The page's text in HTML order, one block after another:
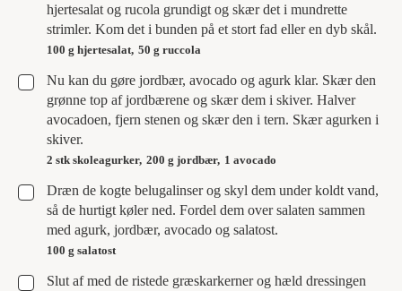
hjertesalat og rucola grundigt og skær det i mundrette
strimler. Kom det i bunden på et stort fad eller en dyb skål.
100 g hjertesalat, 50 g ruccola
▢
Nu kan du gøre jordbær, avocado og agurk klar. Skær den
grønne top af jordbærene og skær dem i skiver. Halver
avocadoen, fjern stenen og skær den i tern. Skær agurken i
skiver.
2 stk skoleagurker, 200 g jordbær, 1 avocado
▢
Dræn de kogte belugalinser og skyl dem under koldt vand,
så de hurtigt køler ned. Fordel dem over salaten sammen
med agurk, jordbær, avocado og salatost.
100 g salatost
▢
Slut af med de ristede græskarkerner og hæld dressingen